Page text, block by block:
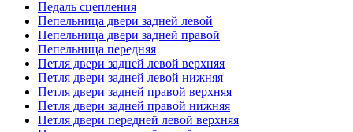
Педаль сцепления
Пепельница двери задней левой
Пепельница двери задней правой
Пепельница передняя
Петля двери задней левой верхняя
Петля двери задней левой нижняя
Петля двери задней правой верхняя
Петля двери задней правой нижняя
Петля двери передней левой верхняя